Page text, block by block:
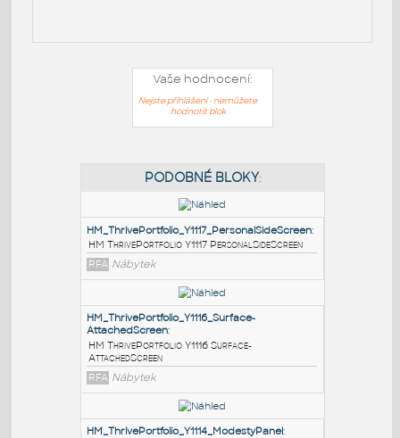
Vaše hodnocení:
Nejste přihlášeni - nemůžete
hodnotit blok
PODOBNÉ BLOKY
HM_ThrivePortfolio_Y1117_PersonalSideScreen
HM ThrivePortfolio Y1117 PersonalSideScreen
RFA Nábytek